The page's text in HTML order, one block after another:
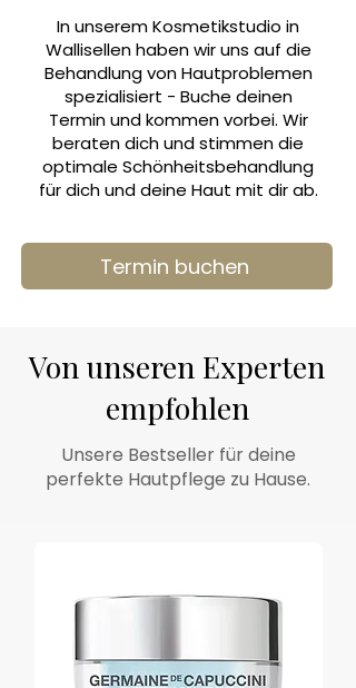
In unserem Kosmetikstudio in
Wallisellen haben wir uns auf die
Behandlung von Hautproblemen
spezialisiert - Buche deinen
Termin und kommen vorbei. Wir
beraten dich und stimmen die
optimale Schönheitsbehandlung
für dich und deine Haut mit dir ab.
Termin buchen
Von unseren Experten
empfohlen
Unsere Bestseller für deine
perfekte Hautpflege zu Hause.